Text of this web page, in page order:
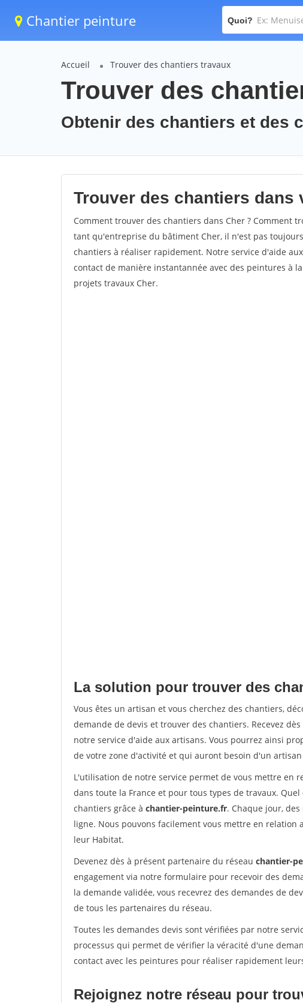
Chantier peinture Quoi?
Accueil Trouver des chantiers travaux
Trouver des
Obtenir des chantiers et des
Trouver des chantiers dans
Comment trouver des chantiers dans Cher ? Comment
tant qu'entreprise du bâtiment Cher, il n'est pas
chantiers à réaliser rapidement. Notre service d'aide
contact de manière instantannée avec des peintures à
projets travaux Cher.
La solution pour trouver des
Vous êtes un artisan et vous cherchez des chantiers,
demande de devis et trouver des chantiers. Recevez
notre service d'aide aux artisans. Vous pourrez ainsi
de votre zone d'activité et qui auront besoin d'un
L'utilisation de notre service permet de vous mettre en
dans toute la France et pour tous types de travaux.
chantiers grâce à chantier-peinture.fr. Chaque jour,
ligne. Nous pouvons facilement vous mettre en
leur Habitat.
Devenez dès à présent partenaire du réseau chantier-
engagement via notre formulaire pour recevoir des
la demande validée, vous recevrez des demandes de
de tous les partenaires du réseau.
Toutes les demandes devis sont vérifiées par notre
processus qui permet de vérifier la véracité d'une
contact avec les peintures pour réaliser rapidement
Rejoignez notre réseau pour